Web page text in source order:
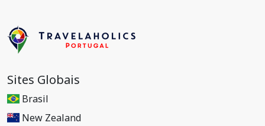
Sites Globais
Brasil
New Zealand